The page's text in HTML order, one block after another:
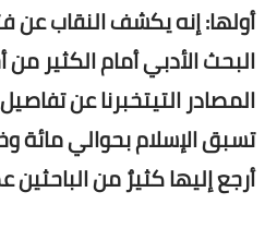
أولها: إنه يكشف النقاب عن
البحث الأدبي أمام الكثير من
المصادر التيتخبرنا عن
تسبق الإسلام بحوالي مائة
أرجع إليها كثيرٌ من